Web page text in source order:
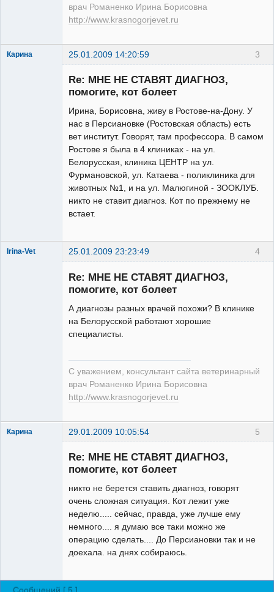
врач Романенко Ирина Борисовна
http://www.krasnogorjevet.ru
3
Карина 25.01.2009 14:20:59
Зарегистрированный
Re: МНЕ НЕ СТАВЯТ ДИАГНОЗ,
помогите, кот болеет
Ирина, Борисовна, живу в Ростове-на-Дону. У
нас в Персиановке (Ростовская область) есть
вет институт. Говорят, там профессора. В самом
Ростове я была в 4 клиниках - на ул.
Белорусская, клиника ЦЕНТР на ул.
Фурмановской, ул. Катаева - поликлиника для
животных №1, и на ул. Малюгиной - ЗООКЛУБ.
никто не ставит диагноз. Кот по прежнему не
встает.
4
Irina-Vet 25.01.2009 23:23:49
Re: МНЕ НЕ СТАВЯТ ДИАГНОЗ,
помогите, кот болеет
А диагнозы разных врачей похожи? В клинике
на Белорусской работают хорошие
специалисты.
С уважением, консультант сайта ветеринарный
врач Романенко Ирина Борисовна
http://www.krasnogorjevet.ru
5
Карина 29.01.2009 10:05:54
Зарегистрированный
Re: МНЕ НЕ СТАВЯТ ДИАГНОЗ,
помогите, кот болеет
никто не берется ставить диагноз, говорят
очень сложная ситуация. Кот лежит уже
неделю..... сейчас, правда, уже лучше ему
немного.... я думаю все таки можно же
операцию сделать.... До Персиановки так и не
доехала. на днях собираюсь.